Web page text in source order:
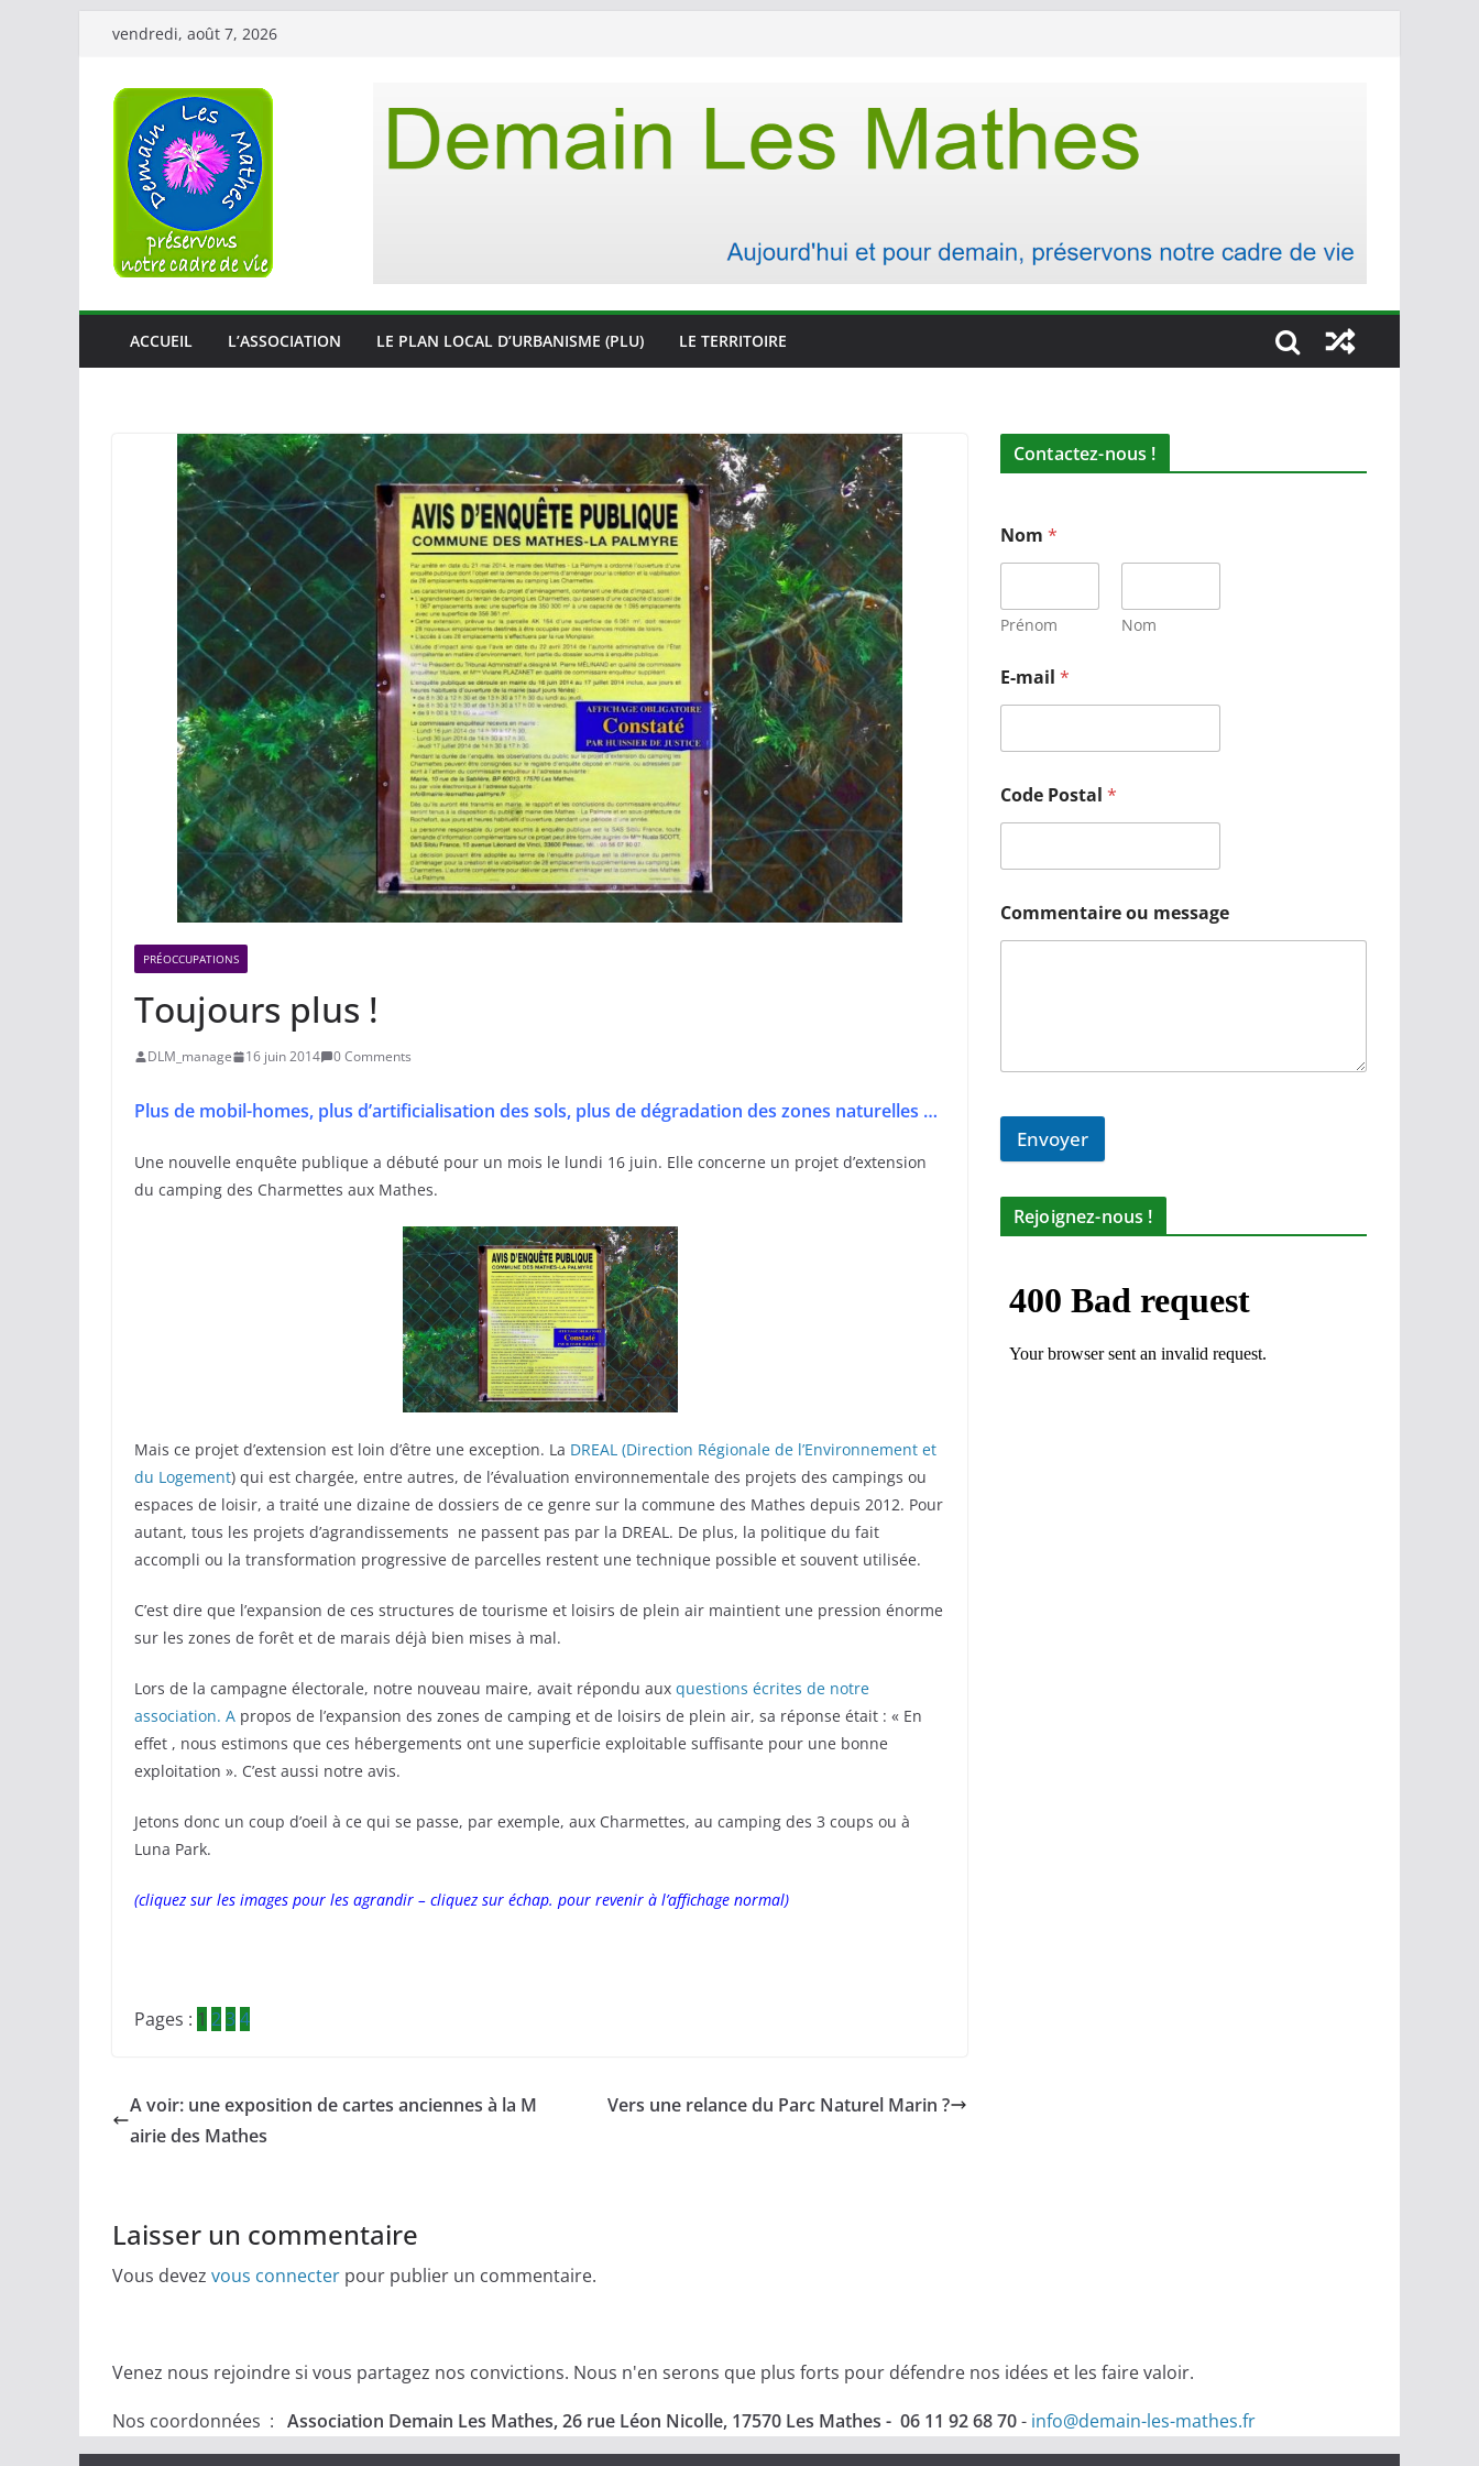
Passer
contenu
vendredi, août 7, 2026
ACCUEIL L’ASSOCIATION LE PLAN LOCAL D’URBANISME (PLU) LE TERRITOIRE
PRÉOCCUPATIONS
Toujours plus !
DLM_manage 16 juin 2014 0 Comments
Plus de mobil-homes, plus d’artificialisation des sols, plus de dégradation des zones naturelles …
Une nouvelle enquête publique a débuté pour un mois le lundi 16 juin. Elle concerne un projet d’extension
du camping des Charmettes aux Mathes.
Mais ce projet d’extension est loin d’être une exception. La DREAL (Direction Régionale de l’Environnement et
du Logement) qui est chargée, entre autres, de l’évaluation environnementale des projets des campings ou
espaces de loisir, a traité une dizaine de dossiers de ce genre sur la commune des Mathes depuis 2012. Pour
autant, tous les projets d’agrandissements ne passent pas par la DREAL. De plus, la politique du fait
accompli ou la transformation progressive de parcelles restent une technique possible et souvent utilisée.
C’est dire que l’expansion de ces structures de tourisme et loisirs de plein air maintient une pression énorme
sur les zones de forêt et de marais déjà bien mises à mal.
Lors de la campagne électorale, notre nouveau maire, avait répondu aux questions écrites de notre
association. A propos de l’expansion des zones de camping et de loisirs de plein air, sa réponse était : « En
effet , nous estimons que ces hébergements ont une superficie exploitable suffisante pour une bonne
exploitation ». C’est aussi notre avis.
Jetons donc un coup d’oeil à ce qui se passe, par exemple, aux Charmettes, au camping des 3 coups ou à
Luna Park.
(cliquez sur les images pour les agrandir – cliquez sur échap. pour revenir à l’affichage normal)
Pages : 1 23 4
A voir: une exposition de cartes anciennes à la M
airie des Mathes
Vers une relance du Parc Naturel Marin ?
Laisser un commentaire
Vous devez vous connecter pour publier un commentaire.
Contactez-nous !
Nom *
Prénom Nom
E-mail *
Code Postal *
Commentaire ou message
Envoyer
Rejoignez-nous !
Venez nous rejoindre si vous partagez nos convictions. Nous n'en serons que plus forts pour défendre nos idées et les faire valoir.
Nos coordonnées : Association Demain Les Mathes, 26 rue Léon Nicolle, 17570 Les Mathes - 06 11 92 68 70- info@demain-les-mathes.fr